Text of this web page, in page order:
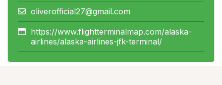
oliverofficial27@gmail.com
https://www.flightterminalmap.com/alaska-
airlines/alaska-airlines-jfk-terminal/